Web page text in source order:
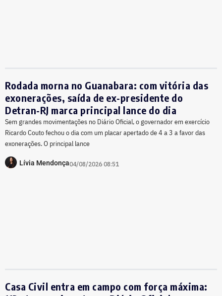
Rodada morna no Guanabara: com vitória das
exonerações, saída de ex-presidente do
Detran-RJ marca principal lance do dia
Sem grandes movimentações no Diário Oficial, o governador em exercício
Ricardo Couto fechou o dia com um placar apertado de 4 a 3 a favor das
exonerações. O principal lance
Lívia Mendonça04/08/2026 08:51
Casa Civil entra em campo com força máxima: